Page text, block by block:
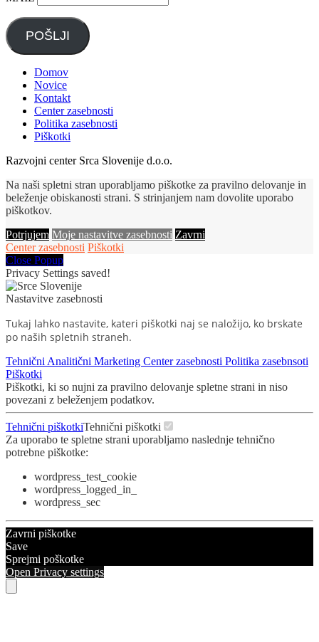
POŠLJI
Domov
Novice
Kontakt
Center zasebnosti
Politika zasebnosti
Piškotki
Razvojni center Srca Slovenije d.o.o.
Na naši spletni stran uporabljamo piškotke za pravilno delovanje in
beleženje obiskanosti strani. S strinjanjem nam dovolite uporabo
piškotkov.
Potrjujem Moje nastavitve zasebnosti Zavrni
Center zasebnosti Piškotki
Close Popup
Privacy Settings saved!
Nastavitve zasebnosti
Tukaj lahko nastavite, kateri piškotki naj se naložijo, ko brskate
po naših spletnih straneh.
Tehnični Analitični Marketing Center zasebnosti Politika zasebnsoti
Piškotki
Piškotki, ki so nujni za pravilno delovanje spletne strani in niso
povezani z beleženjem podatkov.
Tehnični piškotkiTehnični piškotki
Za uporabo te spletne strani uporabljamo naslednje tehnično
potrebne piškotke:
wordpress_test_cookie
wordpress_logged_in_
wordpress_sec
Zavrni piškotke
Save
Sprejmi poškotke
Open Privacy settings